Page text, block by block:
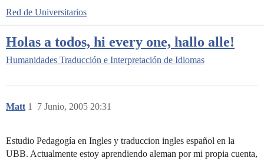
Red de Universitarios
Holas a todos, hi every one, hallo alle!
Humanidades Traducción e Interpretación de Idiomas
Matt 7 Junio, 2005 20:31
1
Estudio Pedagogía en Ingles y traduccion ingles español en la
UBB. Actualmente estoy aprendiendo aleman por mi propia cuenta,